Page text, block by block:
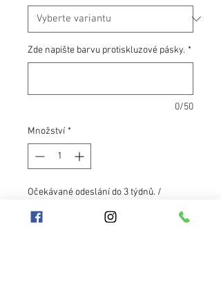
Zde napište barvu protiskluzové pásky. *
0/50
Množství *
Očekávané odeslání do 3 týdnů. /